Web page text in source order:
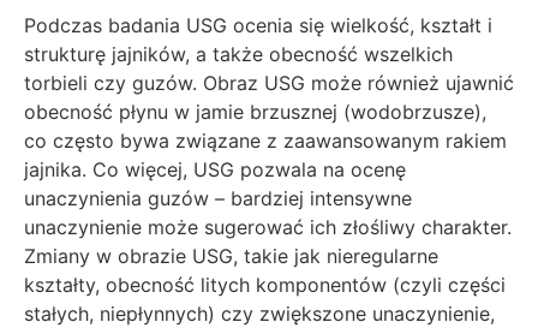
Podczas badania USG ocenia się wielkość, kształt i
strukturę jajników, a także obecność wszelkich
torbieli czy guzów. Obraz USG może również ujawnić
obecność płynu w jamie brzusznej (wodobrzusze),
co często bywa związane z zaawansowanym rakiem
jajnika. Co więcej, USG pozwala na ocenę
unaczynienia guzów – bardziej intensywne
unaczynienie może sugerować ich złośliwy charakter.
Zmiany w obrazie USG, takie jak nieregularne
kształty, obecność litych komponentów (czyli części
stałych, niepłynnych) czy zwiększone unaczynienie,